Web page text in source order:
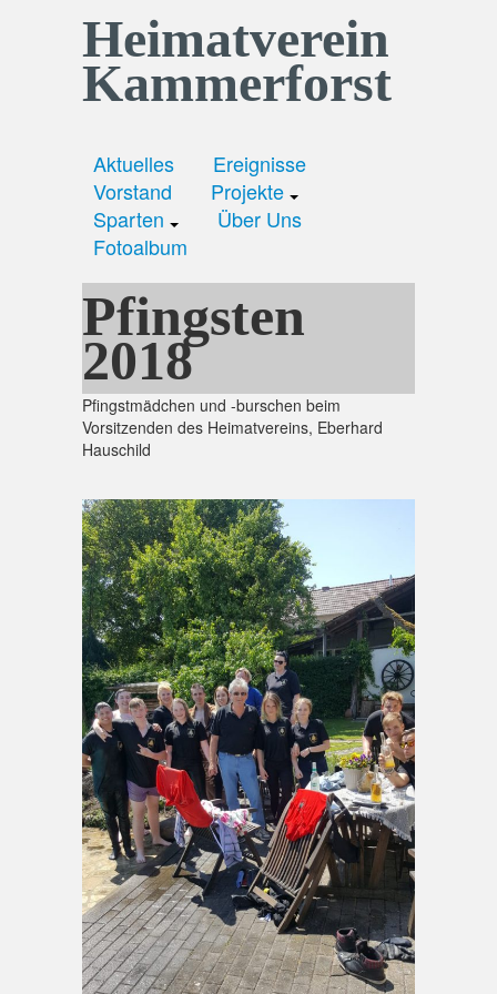
Heimatverein
Kammerforst
Aktuelles
Ereignisse
Vorstand
Projekte
Sparten
Über Uns
Fotoalbum
Pfingsten
2018
Pfingstmädchen und -burschen beim
Vorsitzenden des Heimatvereins, Eberhard
Hauschild